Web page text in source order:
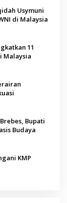
Usymuni
di Malaysia
11
Malaysia
Bupati
Budaya
KMP